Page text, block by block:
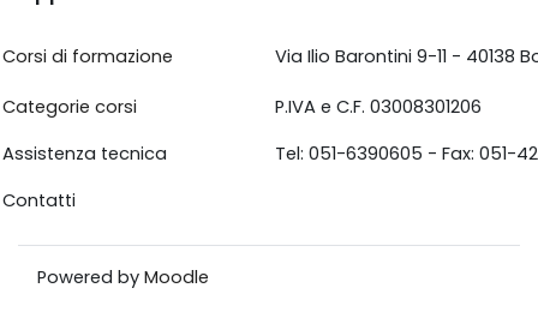
Corsi di formazione Via Ilio Barontini 9-11 - 40138
Categorie corsi
P.IVA e C.F. 03008301206
Assistenza tecnica
Tel: 051-6390605 - Fax: 051-
Contatti
Powered by Moodle